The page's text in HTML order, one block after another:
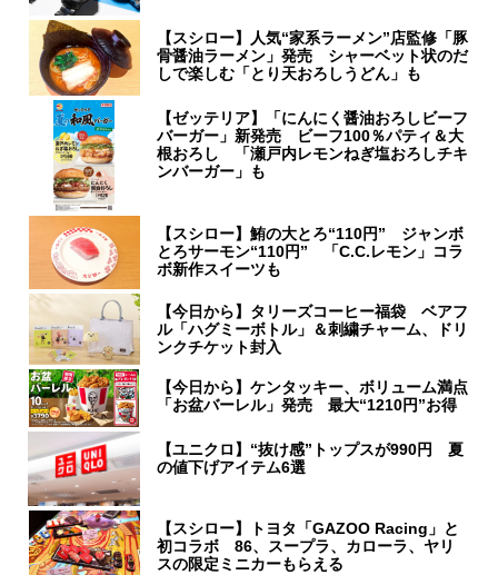
【スシロー】人気“家系ラーメン”店監修「豚
骨醤油ラーメン」発売 シャーベット状のだ
しで楽しむ「とり天おろしうどん」も
【ゼッテリア】「にんにく醤油おろしビーフ
バーガー」新発売 ビーフ100％パティ＆大
根おろし 「瀬戸内レモンねぎ塩おろしチキ
ンバーガー」も
【スシロー】鮪の大とろ“110円” ジャンボ
とろサーモン“110円” 「C.C.レモン」コラ
ボ新作スイーツも
【今日から】タリーズコーヒー福袋 ベアフ
ル「ハグミーボトル」＆刺繍チャーム、ドリ
ンクチケット封入
【今日から】ケンタッキー、ボリューム満点
「お盆バーレル」発売 最大“1210円”お得
【ユニクロ】“抜け感”トップスが990円 夏
の値下げアイテム6選
【スシロー】トヨタ「GAZOO Racing」と
初コラボ 86、スープラ、カローラ、ヤリ
スの限定ミニカーもらえる